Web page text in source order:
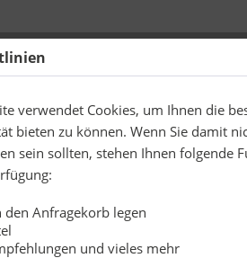
verwendet Cookies, um Ihnen die
bieten zu können. Wenn Sie damit
sein sollten, stehen Ihnen folgende
Anfragekorb legen
und vieles mehr